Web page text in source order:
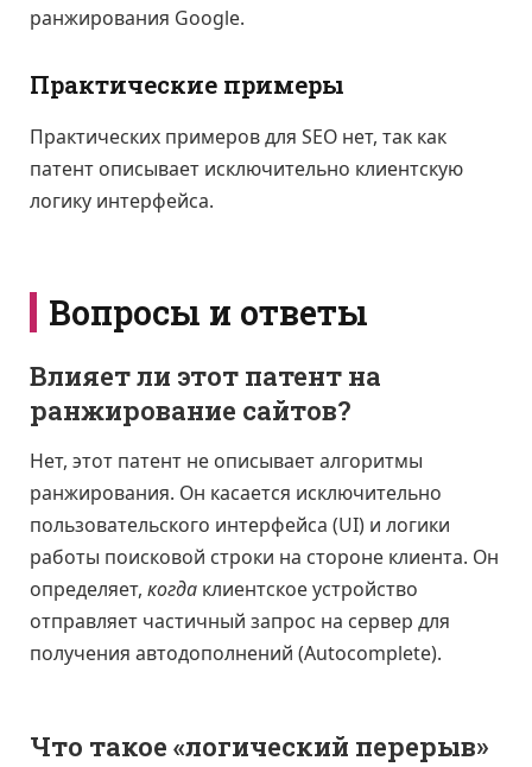
ранжирования Google.
Практические примеры
Практических примеров для SEO нет, так как
патент описывает исключительно клиентскую
логику интерфейса.
Вопросы и ответы
Влияет ли этот патент на
ранжирование сайтов?
Нет, этот патент не описывает алгоритмы
ранжирования. Он касается исключительно
пользовательского интерфейса (UI) и логики
работы поисковой строки на стороне клиента. Он
определяет, когда клиентское устройство
отправляет частичный запрос на сервер для
получения автодополнений (Autocomplete).
Что такое «логический перерыв»